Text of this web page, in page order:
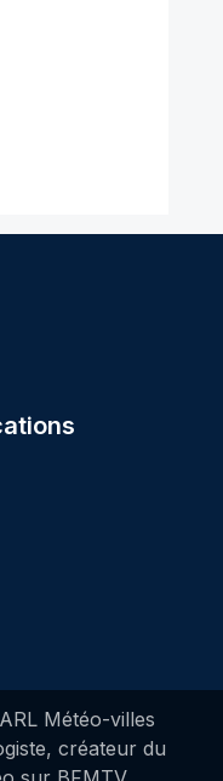
Météo-villes
créateur du